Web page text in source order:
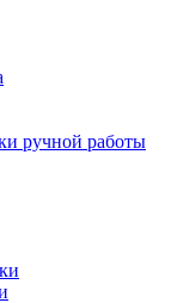
ручной работы